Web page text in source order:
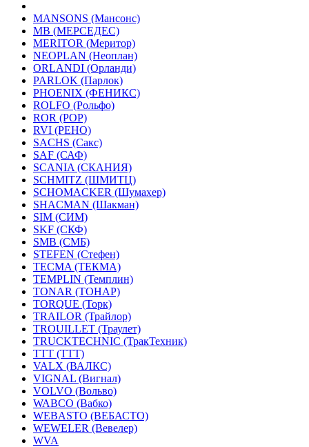
MANSONS (Мансонс)
MB (МЕРСЕДЕС)
MERITOR (Меритор)
NEOPLAN (Неоплан)
ORLANDI (Орланди)
PARLOK (Парлок)
PHOENIX (ФЕНИКС)
ROLFO (Рольфо)
ROR (РОР)
RVI (РЕНО)
SACHS (Сакс)
SAF (САФ)
SCANIA (СКАНИЯ)
SCHMITZ (ШМИТЦ)
SCHOMACKER (Шумахер)
SHACMAN (Шакман)
SIM (СИМ)
SKF (СКФ)
SMB (СМБ)
STEFEN (Стефен)
TECMA (ТЕКМА)
TEMPLIN (Темплин)
TONAR (ТОНАР)
TORQUE (Торк)
TRAILOR (Трайлор)
TROUILLET (Траулет)
TRUCKTECHNIC (ТракТехник)
TTT (ТТТ)
VALX (ВАЛКС)
VIGNAL (Вигнал)
VOLVO (Вольво)
WABCO (Вабко)
WEBASTO (ВЕБАСТО)
WEWELER (Вевелер)
WVA